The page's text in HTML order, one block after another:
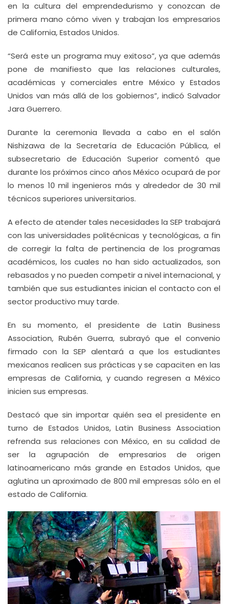
en la cultura del emprendedurismo y conozcan de
primera mano cómo viven y trabajan los empresarios
de California, Estados Unidos.
“Será este un programa muy exitoso”, ya que además
pone de manifiesto que las relaciones culturales,
académicas y comerciales entre México y Estados
Unidos van más allá de los gobiernos”, indicó Salvador
Jara Guerrero.
Durante la ceremonia llevada a cabo en el salón
Nishizawa de la Secretaría de Educación Pública, el
subsecretario de Educación Superior comentó que
durante los próximos cinco años México ocupará de por
lo menos 10 mil ingenieros más y alrededor de 30 mil
técnicos superiores universitarios.
A efecto de atender tales necesidades la SEP trabajará
con las universidades politécnicas y tecnológicas, a fin
de corregir la falta de pertinencia de los programas
académicos, los cuales no han sido actualizados, son
rebasados y no pueden competir a nivel internacional, y
también que sus estudiantes inician el contacto con el
sector productivo muy tarde.
En su momento, el presidente de Latin Business
Association, Rubén Guerra, subrayó que el convenio
firmado con la SEP alentará a que los estudiantes
mexicanos realicen sus prácticas y se capaciten en las
empresas de California, y cuando regresen a México
inicien sus empresas.
Destacó que sin importar quién sea el presidente en
turno de Estados Unidos, Latin Business Association
refrenda sus relaciones con México, en su calidad de
ser la agrupación de empresarios de origen
latinoamericano más grande en Estados Unidos, que
aglutina un aproximado de 800 mil empresas sólo en el
estado de California.